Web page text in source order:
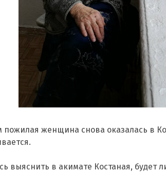
пожилая женщина снова оказалась в
выяснить в акимате Костаная, будет